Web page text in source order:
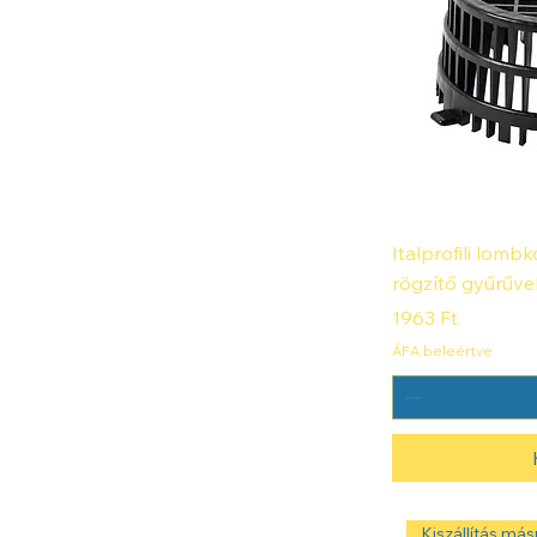
Italprofili
rögzítő
Ár
1963 Ft
ÁFA beleértve